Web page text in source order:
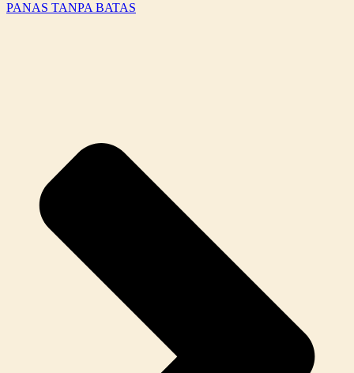
PANAS TANPA BATAS